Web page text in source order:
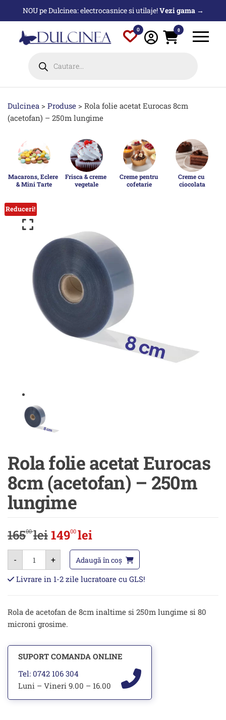
conținut
NOU pe Dulcinea: electrocasnice si utilaje!Vezi gama →
0 0
search
Dulcinea > Produse > Rola folie acetat Eurocas 8cm
(acetofan) – 250m lungime
Macarons, Eclere
& Mini Tarte
Frisca & creme
vegetale
Creme pentru
cofetarie
Creme cu
ciocolata
Reduceri!
Rola folie acetat Eurocas
8cm (acetofan) – 250m
lungime
16500lei14900 lei
-
Cantitate
Rola
folie
acetat
Eurocas
250m
lungime
+ Adaugă în coș
Livrare in 1-2 zile lucratoare cu GLS!
Rola de acetofan de 8cm inaltime si 250m lungime si 80
microni grosime.
SUPORT COMANDA ONLINE
Tel: 0742 106 304
Luni – Vineri 9.00 – 16.00